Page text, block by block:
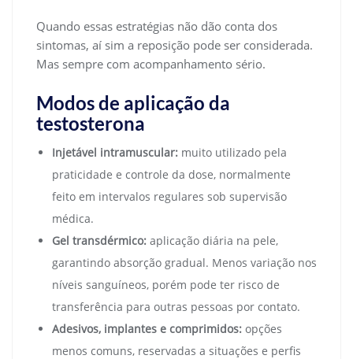
Quando essas estratégias não dão conta dos
sintomas, aí sim a reposição pode ser considerada.
Mas sempre com acompanhamento sério.
Modos de aplicação da
testosterona
Injetável intramuscular: muito utilizado pela
praticidade e controle da dose, normalmente
feito em intervalos regulares sob supervisão
médica.
Gel transdérmico: aplicação diária na pele,
garantindo absorção gradual. Menos variação nos
níveis sanguíneos, porém pode ter risco de
transferência para outras pessoas por contato.
Adesivos, implantes e comprimidos: opções
menos comuns, reservadas a situações e perfis